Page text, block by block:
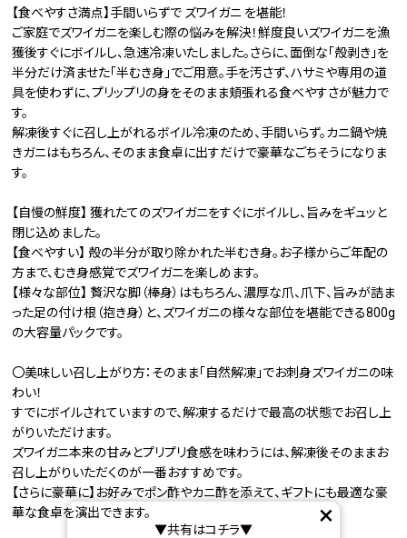
×
▼共有はコチラ▼
【食べやすさ満点】手間いらずで ズワイガニ を堪能！
ご家庭でズワイガニを楽しむ際の悩みを解決！鮮度良いズワイガニを漁
獲後すぐにボイルし、急速冷凍いたしました。さらに、面倒な「殻剥き」を
半分だけ済ませた「半むき身」でご用意。手を汚さず、ハサミや専用の道
具を使わずに、プリップリの身をそのまま頬張れる食べやすさが魅力で
す。
解凍後すぐに召し上がれるボイル冷凍のため、手間いらず。カニ鍋や焼
きガニはもちろん、そのまま食卓に出すだけで豪華なごちそうになりま
す。
【自慢の鮮度】 獲れたてのズワイガニをすぐにボイルし、旨みをギュッと
閉じ込めました。
【食べやすい】 殻の半分が取り除かれた半むき身。お子様からご年配の
方まで、むき身感覚でズワイガニを楽しめます。
【様々な部位】 贅沢な脚（棒身）はもちろん、濃厚な爪、爪下、旨みが詰ま
った足の付け根（抱き身）と、ズワイガニの様々な部位を堪能できる800g
の大容量パックです。
〇美味しい召し上がり方：そのまま「自然解凍」でお刺身ズワイガニの味
わい！
すでにボイルされていますので、解凍するだけで最高の状態でお召し上
がりいただけます。
ズワイガニ本来の甘みとプリプリ食感を味わうには、解凍後そのままお
召し上がりいただくのが一番おすすめです。
【さらに豪華に】お好みでポン酢やカニ酢を添えて、ギフトにも最適な豪
華な食卓を演出できます。